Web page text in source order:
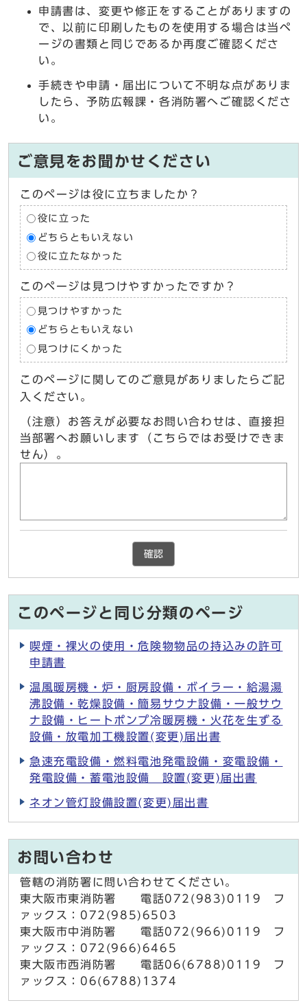
申請書は、変更や修正をすることがありますの
で、以前に印刷したものを使用する場合は当ペ
ージの書類と同じであるか再度ご確認くださ
い。
手続きや申請・届出について不明な点がありま
したら、予防広報課・各消防署へご確認くださ
い。
ご意見をお聞かせください
このページは役に立ちましたか？
役に立った
どちらともいえない
役に立たなかった
このページは見つけやすかったですか？
見つけやすかった
どちらともいえない
見つけにくかった
このページに関してのご意見がありましたらご記
入ください。
（注意）お答えが必要なお問い合わせは、直接担
当部署へお願いします（こちらではお受けできま
せん）。
確認
このページと同じ分類のページ
喫煙・裸火の使用・危険物物品の持込みの許可
申請書
温風暖房機・炉・厨房設備・ボイラー・給湯湯
沸設備・乾燥設備・簡易サウナ設備・一般サウ
ナ設備・ヒートポンプ冷暖房機・火花を生ずる
設備・放電加工機設置(変更)届出書
急速充電設備・燃料電池発電設備・変電設備・
発電設備・蓄電池設備 設置(変更)届出書
ネオン管灯設備設置(変更)届出書
お問い合わせ
管轄の消防署に問い合わせてください。
東大阪市東消防署 電話072(983)0119 フ
ァックス：072(985)6503
東大阪市中消防署 電話072(966)0119 フ
ァックス：072(966)6465
東大阪市西消防署 電話06(6788)0119 フ
ァックス：06(6788)1374